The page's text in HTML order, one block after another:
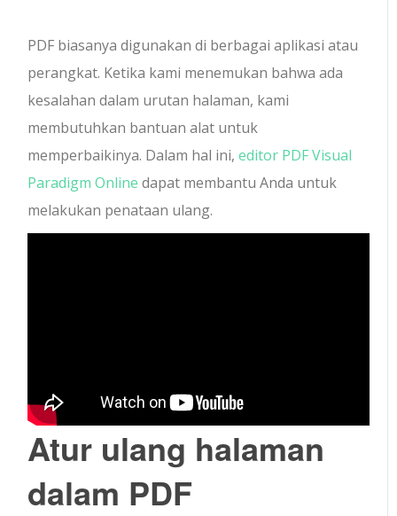
PDF biasanya digunakan di berbagai aplikasi atau
perangkat. Ketika kami menemukan bahwa ada
kesalahan dalam urutan halaman, kami
membutuhkan bantuan alat untuk
memperbaikinya. Dalam hal ini,editor PDF Visual
Paradigm Online dapat membantu Anda untuk
melakukan penataan ulang.
Atur ulang halaman
dalam PDF